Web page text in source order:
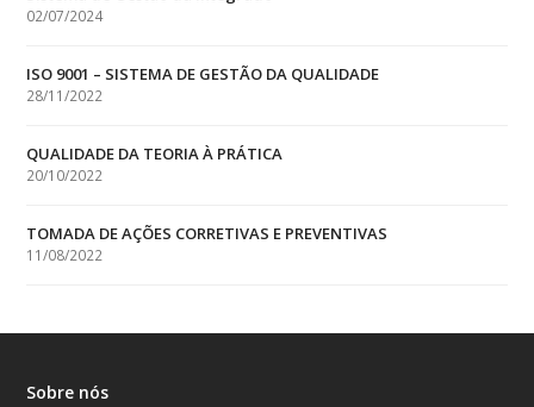
02/07/2024
ISO 9001 – SISTEMA DE GESTÃO DA QUALIDADE
28/11/2022
QUALIDADE DA TEORIA À PRÁTICA
20/10/2022
TOMADA DE AÇÕES CORRETIVAS E PREVENTIVAS
11/08/2022
Sobre nós